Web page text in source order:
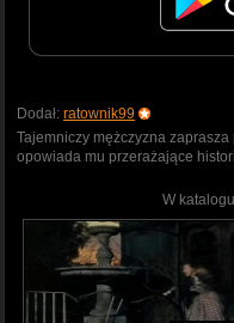
Dodał: ratownik99
Tajemniczy mężczyzna
opowiada mu przerażające
W